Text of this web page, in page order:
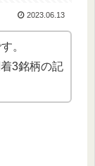
2023.06.13
。
3銘柄の記